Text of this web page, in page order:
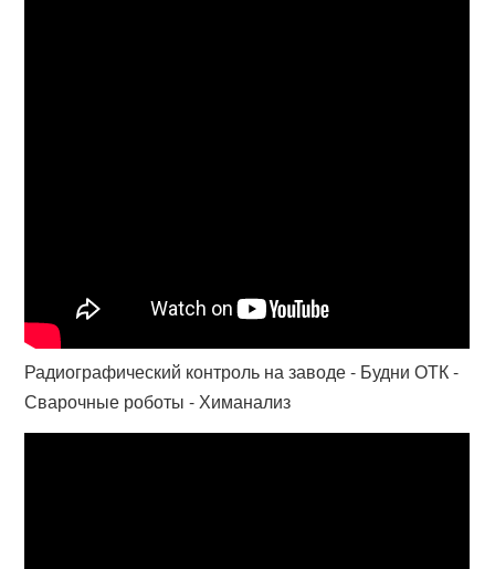
Радиографический контроль на заводе - Будни ОТК -
Сварочные роботы - Химанализ